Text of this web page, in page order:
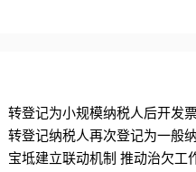
转登记为小规模纳税人后开发
转登记纳税人再次登记为一般
宝坻建立联动机制 推动治欠工